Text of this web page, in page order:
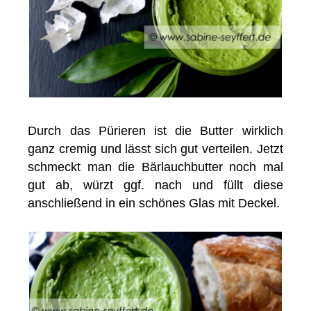
Durch das Pürieren ist die Butter wirklich
ganz cremig und lässt sich gut verteilen. Jetzt
schmeckt man die Bärlauchbutter noch mal
gut ab, würzt ggf. nach und füllt diese
anschließend in ein schönes Glas mit Deckel.